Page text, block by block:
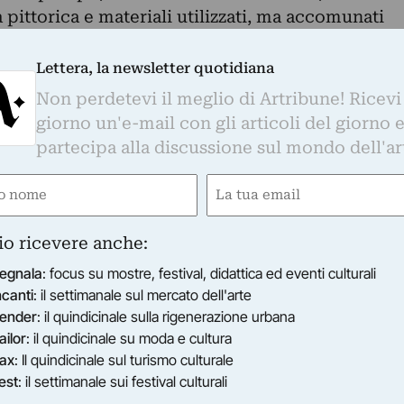
pittorica e materiali utilizzati, ma accomunati
che deforma e reinterpreta la realtà
fortemente gestuale dagli esiti floreali.
con i paesaggi urbani ruvidi e materici di
in cui la minuziosa figurazione
e frammentata dalla sovrapposizione di
di collage e décolagge. Sempre la
con la galleria torinese sin dalla sua prima
un’inedita serie di Vasi di fiori, in cui,
una delicata e minimale astrazione
macchie di colore, mantenendo inalterata la
contraddistinguono l’estetica della sua pittura.
morta trova in Arias Glez (Cadice, 1979,
perfetto interprete contemporaneo, capace
e l’eleganza delle composizioni
in rapide pennellate, rese ancor più brillanti
Lettera, la newsletter quotidiana
Non perdetevi il meglio di Artribune!
giorno un'e-mail con gli articoli del giorno
partecipa alla discussione sul mondo
Email
ricevere anche:
: focus su mostre, festival, didattica ed eventi culturali
: il settimanale sul mercato dell'arte
: il quindicinale sulla rigenerazione urbana
: il quindicinale su moda e cultura
: Il quindicinale sul turismo culturale
: il settimanale sui festival culturali